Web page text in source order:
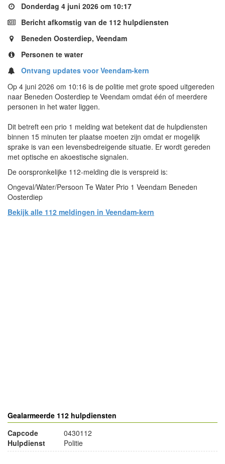
Donderdag 4 juni 2026 om 10:17
Bericht afkomstig van de 112 hulpdiensten
Beneden Oosterdiep, Veendam
Personen te water
Ontvang updates voor Veendam-kern
Op 4 juni 2026 om 10:16 is de politie met grote spoed uitgereden
naar Beneden Oosterdiep te Veendam omdat één of meerdere
personen in het water liggen.
Dit betreft een prio 1 melding wat betekent dat de hulpdiensten
binnen 15 minuten ter plaatse moeten zijn omdat er mogelijk
sprake is van een levensbedreigende situatie. Er wordt gereden
met optische en akoestische signalen.
De oorspronkelijke 112-melding die is verspreid is:
Ongeval/Water/Persoon Te Water Prio 1 Veendam Beneden
Oosterdiep
Bekijk alle 112 meldingen in Veendam-kern
Gealarmeerde 112 hulpdiensten
Capcode
0430112
Hulpdienst
Politie